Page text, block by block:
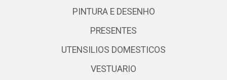
PINTURA E DESENHO
PRESENTES
UTENSILIOS DOMESTICOS
VESTUARIO